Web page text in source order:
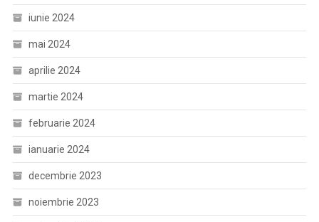
iunie 2024
mai 2024
aprilie 2024
martie 2024
februarie 2024
ianuarie 2024
decembrie 2023
noiembrie 2023